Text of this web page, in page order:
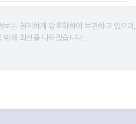
보는 철저하게 암호화하여 보관하고 있으며,
위해 최선을 다하겠습니다.